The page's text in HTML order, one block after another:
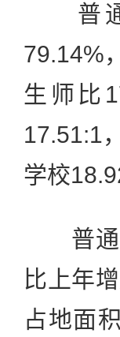
普通
79.14%
生师比
17.51:1
学校
普通
比上年
占地面